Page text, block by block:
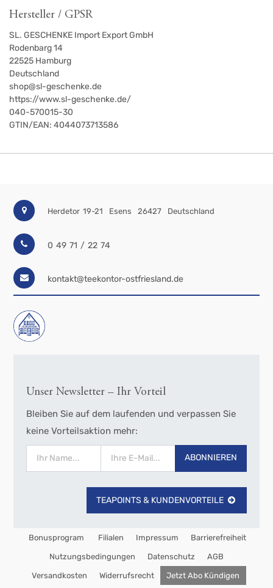
Hersteller / GPSR
SL. GESCHENKE Import Export GmbH
Rodenbarg 14
22525 Hamburg
Deutschland
shop@sl-geschenke.de
https://www.sl-geschenke.de/
040-570015-30
GTIN/EAN: 4044073713586
Herdetor 19-21 Esens 26427 Deutschland
0 49 71 / 22 74
kontakt@teekontor-ostfriesland.de
Unser Newsletter – Ihr Vorteil
Bleiben Sie auf dem laufenden und verpassen Sie
keine Vorteilsaktion mehr:
ABONNIEREN
TEAPOINTS & KUNDENVORTEILE
Bonusprogram Filialen Impressum Barrierefreiheit
Nutzungsbedingungen Datenschutz AGB
Versandkosten Widerrufsrecht Jetzt Abo Kündigen